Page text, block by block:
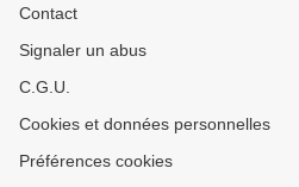
Contact
Signaler un abus
C.G.U.
Cookies et données personnelles
Préférences cookies